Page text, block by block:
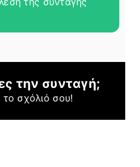
την συνταγή;
σχόλιό σου!